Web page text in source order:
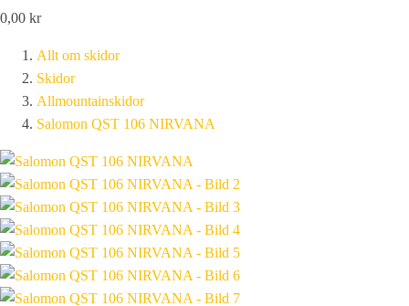
0,00 kr
Allt om skidor
Skidor
Allmountainskidor
Salomon QST 106 NIRVANA